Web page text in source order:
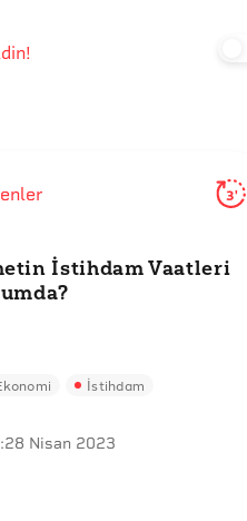
3'
İstihdam Vaatleri
İstihdam
28 Nisan 2023